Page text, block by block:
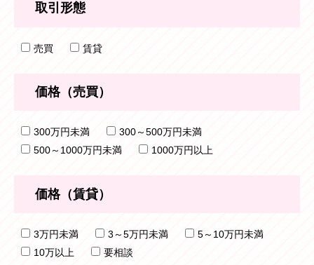
取引形態
売買 賃貸
価格（売買）
300万円未満
300～500万円未満
500～1000万円未満
1000万円以上
価格（賃貸）
3万円未満 3～5万円未満
5～10万円未満
10万以上
要相談